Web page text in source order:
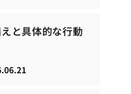
と具体的な行動